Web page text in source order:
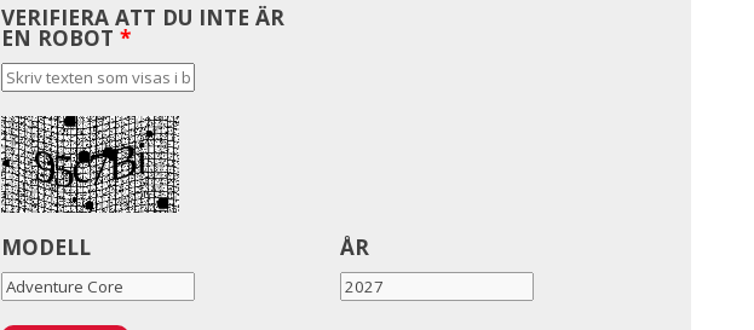
VERIFIERA ATT DU INTE ÄR
EN ROBOT *
MODELL ÅR